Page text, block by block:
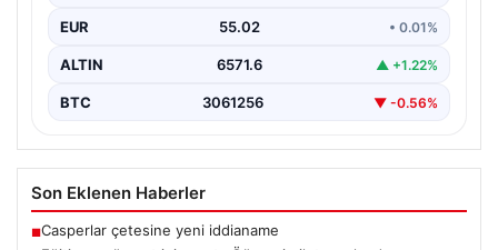
EUR 55.02 • 0.01%
ALTIN 6571.6 ▲ +1.22%
BTC 3061256 ▼ -0.56%
Son Eklenen Haberler
■Casperlar çetesine yeni iddianame